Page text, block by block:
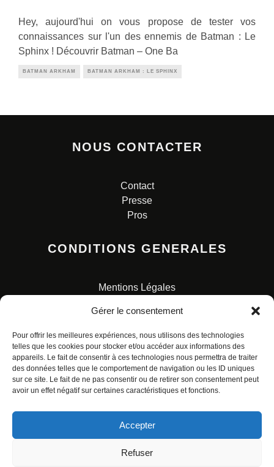
Gérer le consentement
Pour offrir les meilleures expériences, nous utilisons des technologies
telles que les cookies pour stocker et/ou accéder aux informations des
appareils. Le fait de consentir à ces technologies nous permettra de traiter
des données telles que le comportement de navigation ou les ID uniques
sur ce site. Le fait de ne pas consentir ou de retirer son consentement peut
avoir un effet négatif sur certaines caractéristiques et fonctions.
Accepter
Refuser
Hey, aujourd'hui on vous propose de tester vos
connaissances sur l'un des ennemis de Batman : Le
Sphinx ! Découvrir Batman – One Ba
BATMAN ARKHAM BATMAN ARKHAM : LE SPHINX
NOUS CONTACTER
Contact
Presse
Pros
CONDITIONS GENERALES
Mentions Légales
Charte pour la protection des données personnelles
© ALL RIGHTS RESERVED. URBAN COMICS POUR LES